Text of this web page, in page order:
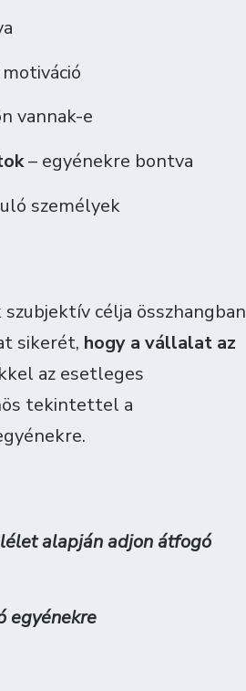
vannak-e
– egyénekre bontva
személyek
célja összhangban
sikerét, hogy a vállalat az
az esetleges
tekintettel a
alapján adjon átfogó
egyénekre